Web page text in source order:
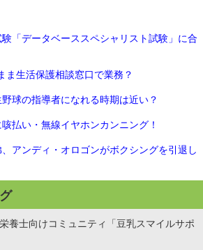
験「データベーススペシャリスト試験」に合
ま生活保護相談窓口で業務？
球の指導者になれる時期は近い？
払い・無線イヤホンカンニング！
、アンディ・オロゴンがボクシングを引退し
養士向けコミュニティ「豆乳スマイルサポ